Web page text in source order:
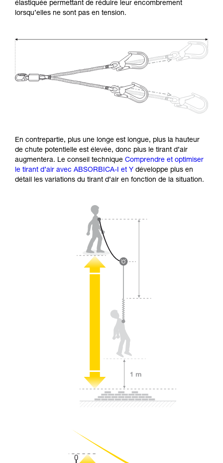
élastiquée permettant de réduire leur encombrement
lorsqu’elles ne sont pas en tension.
En contrepartie, plus une longe est longue, plus la hauteur
de chute potentielle est élevée, donc plus le tirant d’air
augmentera. Le conseil technique Comprendre et optimiser
le tirant d’air avec ABSORBICA-I et Y développe plus en
détail les variations du tirant d’air en fonction de la situation.